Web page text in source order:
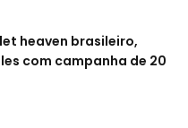
heaven brasileiro,
com campanha de 20